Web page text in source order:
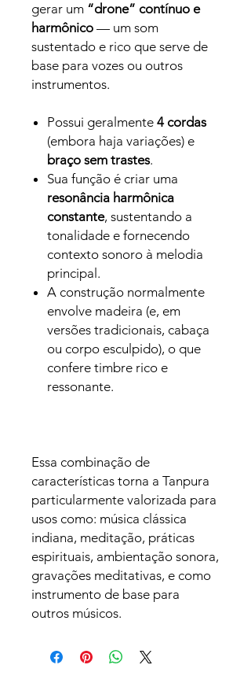
gerar um “drone” contínuo e
harmônico — um som
sustentado e rico que serve de
base para vozes ou outros
instrumentos.
Possui geralmente 4 cordas
(embora haja variações) e
braço sem trastes.
Sua função é criar uma
resonância harmônica
constante, sustentando a
tonalidade e fornecendo
contexto sonoro à melodia
principal.
A construção normalmente
envolve madeira (e, em
versões tradicionais, cabaça
ou corpo esculpido), o que
confere timbre rico e
ressonante.
Essa combinação de
características torna a Tanpura
particularmente valorizada para
usos como: música clássica
indiana, meditação, práticas
espirituais, ambientação sonora,
gravações meditativas, e como
instrumento de base para
outros músicos.